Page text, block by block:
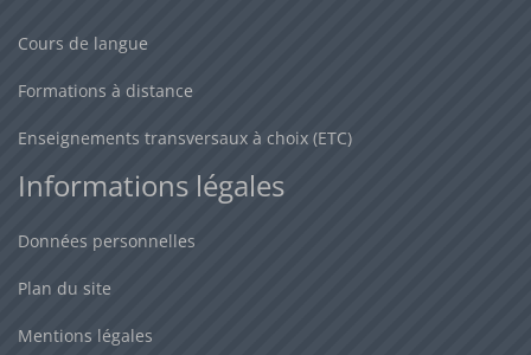
Cours de langue
Formations à distance
Enseignements transversaux à choix (ETC)
Informations légales
Données personnelles
Plan du site
Mentions légales